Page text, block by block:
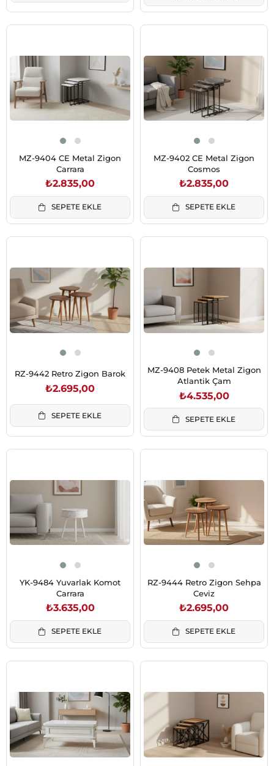
MZ-9404 CE Metal Zigon
Carrara
₺2.835,00
SEPETE EKLE
MZ-9402 CE Metal Zigon
Cosmos
₺2.835,00
SEPETE EKLE
RZ-9442 Retro Zigon Barok
₺2.695,00
SEPETE EKLE
MZ-9408 Petek Metal Zigon
Atlantik Çam
₺4.535,00
SEPETE EKLE
YK-9484 Yuvarlak Komot
Carrara
₺3.635,00
SEPETE EKLE
RZ-9444 Retro Zigon Sehpa
Ceviz
₺2.695,00
SEPETE EKLE